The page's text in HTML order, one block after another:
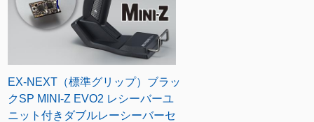
EX-NEXT（標準グリップ）ブラッ
クSP MINI-Z EVO2 レシーバーユ
ニット付きダブルレーシーバーセ